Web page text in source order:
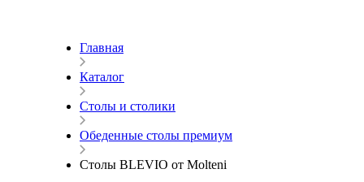
Главная
Каталог
Столы и столики
Обеденные столы премиум
Cтолы BLEVIO от Molteni